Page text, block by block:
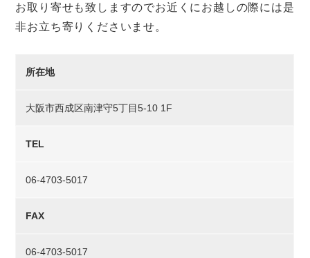
お取り寄せも致しますのでお近くにお越しの際には是
非お立ち寄りくださいませ。
所在地
大阪市西成区南津守5丁目5-10 1F
TEL
06-4703-5017
FAX
06-4703-5017